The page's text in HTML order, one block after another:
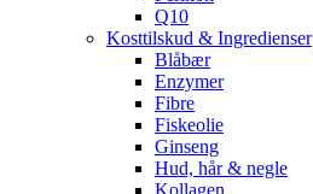
Q10
Kosttilskud & Ingredienser
Blåbær
Enzymer
Fibre
Fiskeolie
Ginseng
Hud, hår & negle
Kollagen